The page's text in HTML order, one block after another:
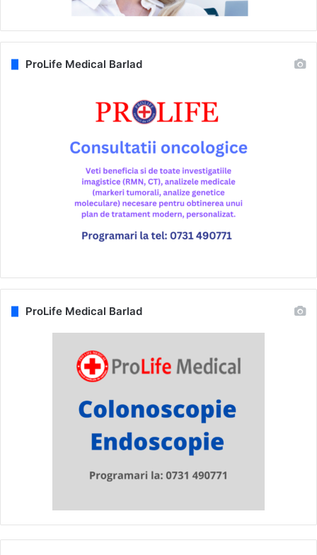
ProLife Medical Barlad
ProLife Medical Barlad